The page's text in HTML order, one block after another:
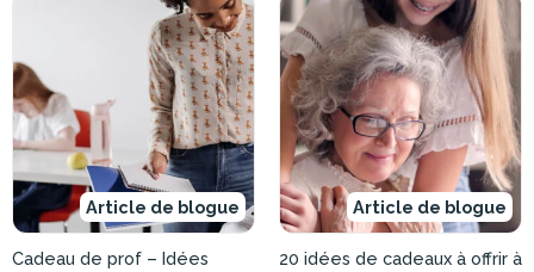
Article de blogue
Cadeau de prof – Idées
Article de blogue
20 idées de cadeaux à offrir à